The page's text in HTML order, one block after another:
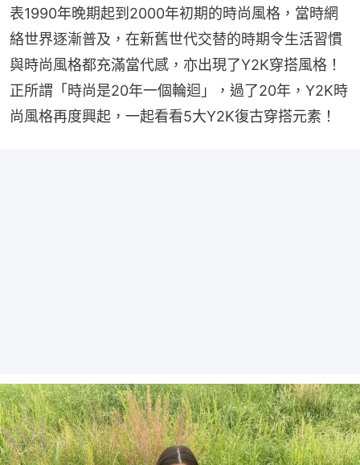
表1990年晚期起到2000年初期的時尚風格，當時網
絡世界逐漸普及，在新舊世代交替的時期令生活習慣
與時尚風格都充滿當代感，亦出現了Y2K穿搭風格！
正所謂「時尚是20年一個輪迴」，過了20年，Y2K時
尚風格再度興起，一起看看5大Y2K復古穿搭元素！